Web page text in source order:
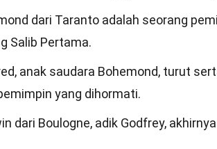
dari Taranto adalah seorang
Salib Pertama.
anak saudara Bohemond, turut
yang dihormati.
dari Boulogne, adik Godfrey,